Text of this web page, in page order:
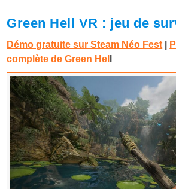
Green Hell VR : jeu de
Démo gratuite sur Steam Néo Fest
complète de Green Hel